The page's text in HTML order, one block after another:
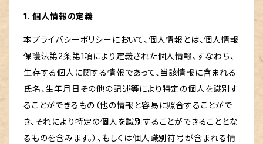
1. 個人情報の定義
本プライバシーポリシーにおいて、個人情報とは、個人情報
保護法第2条第1項により定義された個人情報、すなわち、
生存する個人に関する情報であって、当該情報に含まれる
氏名、生年月日その他の記述等により特定の個人を識別す
ることができるもの（他の情報と容易に照合することがで
き、それにより特定の個人を識別することができることとな
るものを含みます。）、もしくは個人識別符号が含まれる情